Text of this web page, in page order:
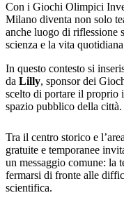
Con i Giochi Olimpici
Milano diventa non solo
anche luogo di riflessione
scienza e la vita
In questo contesto si
da Lilly, sponsor dei
scelto di portare il proprio
spazio pubblico della città.
Tra il centro storico e
gratuite e temporanee
un messaggio comune: la
fermarsi di fronte alle
scientifica.